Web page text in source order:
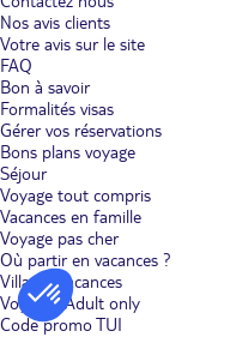
Nos avis clients
Votre avis sur le site
FAQ
Bon à savoir
Formalités visas
Gérer vos réservations
Bons plans voyage
Séjour
Voyage tout compris
Vacances en famille
Voyage pas cher
Où partir en vacances ?
Villages vacances
Voyages Adult only
Code promo TUI